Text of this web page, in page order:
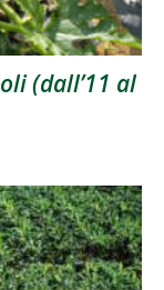
(dall’11 al